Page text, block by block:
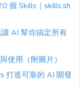
個 Skills｜skills.sh
AI 幫你搞定所有
使用（附圖片）
打造可靠的 AI 開發